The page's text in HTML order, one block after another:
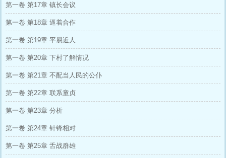
第一卷 第17章 镇长会议
第一卷 第18章 逼着合作
第一卷 第19章 平易近人
第一卷 第20章 下村了解情况
第一卷 第21章 不配当人民的公仆
第一卷 第22章 联系童贞
第一卷 第23章 分析
第一卷 第24章 针锋相对
第一卷 第25章 舌战群雄